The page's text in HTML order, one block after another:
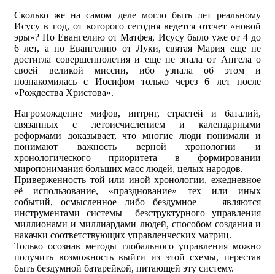
Сколько же на самом деле могло быть лет реальному
Исусу в год, от которого сегодня ведется отсчет «новой
эры»? По Евангелию от Матфея, Исусу было уже от 4 до
6 лет, а по Евангелию от Луки, святая Мария еще не
достигла совершеннолетия и еще не знала от Ангела о
своей великой миссии, ибо узнала об этом и
познакомилась с Иосифом только через 6 лет после
«Рождества Христова».
Нагромождение мифов, интриг, страстей и баталий,
связанных с летоисчислением и календарными
реформами доказывает, что многие люди понимали и
понимают важность верной хронологии и
хронологического приоритета в формировании
миропонимания больших масс людей, целых народов.
Приверженность той или иной хронологии, ежедневное
её использование, «празднование» тех или иных
событий, осмысленное либо бездумное — являются
инструментами системы безструктурного управления
миллионами и миллиардами людей, способом создания и
накачки соответствующих управленческих матриц.
Только осознав методы глобального управления можно
получить возможность выйти из этой схемы, перестав
быть бездумной батарейкой, питающей эту систему.